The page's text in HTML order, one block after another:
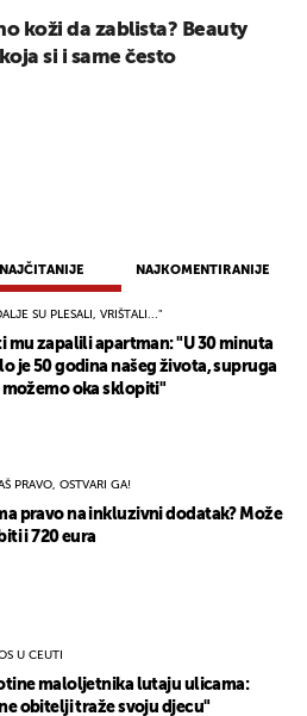
NAJČITANIJE NAJKOMENTIRANIJE
SU PLESALI, VRIŠTALI..."
mu zapalili apartman: "U 30 minuta
je 50 godina našeg života, supruga
možemo oka sklopiti"
PRAVO, OSTVARI GA!
pravo na inkluzivni dodatak? Može
i 720 eura
U CEUTI
maloljetnika lutaju ulicama:
obitelji traže svoju djecu"
koži da zablista? Beauty
si i same često
NOTIFIKACIJE